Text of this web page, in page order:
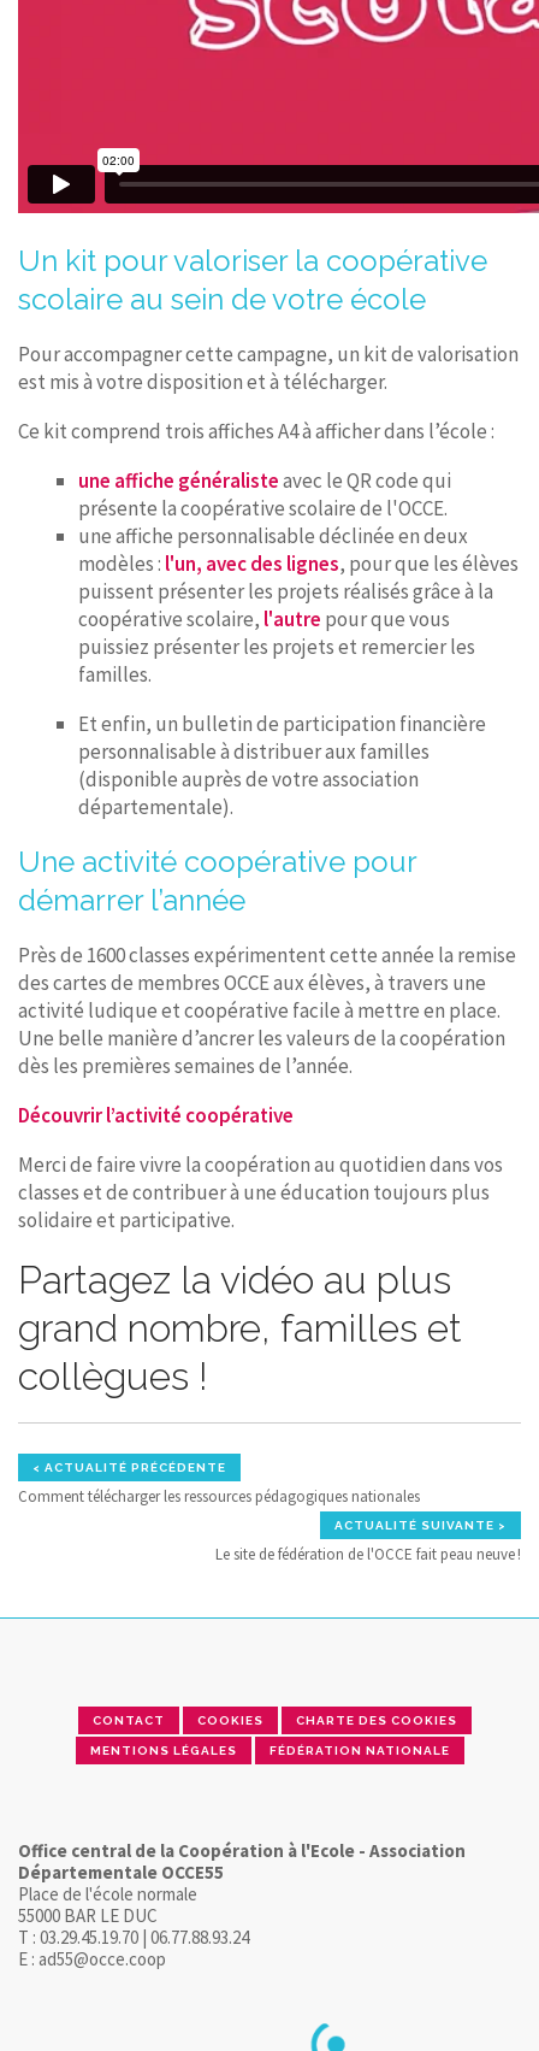
Un kit pour valoriser la coopérative
scolaire au sein de votre école
Pour accompagner cette campagne, un kit de valorisation
est mis à votre disposition et à télécharger.
Ce kit comprend trois affiches A4 à afficher dans l’école :
une affiche généralisteavec le QR code qui
présente la coopérative scolaire de l'OCCE.
une affiche personnalisable déclinée en deux
modèles : l'un, avec des lignes, pour que les élèves
puissent présenter les projets réalisés grâce à la
coopérative scolaire, l'autre pour que vous
puissiez présenter les projets et remercier les
familles.
Et enfin, un bulletin de participation financière
personnalisable à distribuer aux familles
(disponible auprès de votre association
départementale).
Une activité coopérative pour
démarrer l’année
Près de 1600 classes expérimentent cette année la remise
des cartes de membres OCCE aux élèves, à travers une
activité ludique et coopérative facile à mettre en place.
Une belle manière d’ancrer les valeurs de la coopération
dès les premières semaines de l’année.
Découvrir l’activité coopérative
Merci de faire vivre la coopération au quotidien dans vos
classes et de contribuer à une éducation toujours plus
solidaire et participative.
Partagez la vidéo au plus
grand nombre, familles et
collègues !
< ACTUALITÉ PRÉCÉDENTE
Comment télécharger les ressources pédagogiques nationales
ACTUALITÉ SUIVANTE >
Le site de fédération de l'OCCE fait peau neuve !
CONTACT COOKIES CHARTE DES COOKIES
MENTIONS LÉGALES FÉDÉRATION NATIONALE
Office central de la Coopération à l'Ecole - Association
Départementale OCCE55
Place de l'école normale
55000 BAR LE DUC
T : 03.29.45.19.70 | 06.77.88.93.24
E : ad55@occe.coop